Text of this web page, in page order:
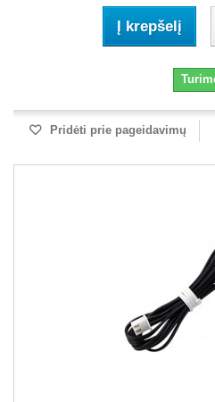
Į krepšelį
Pridėti prie pageidavimų